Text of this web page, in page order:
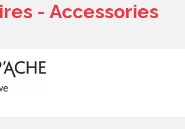
- Accessories